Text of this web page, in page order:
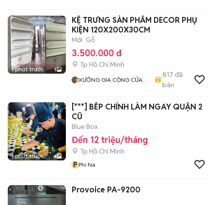
1 phút trước 1
KỆ TRƯNG SẢN PHẨM DECOR PHỤ
KIỆN 120X200X30CM
Mới Gỗ
3.500.000 đ
Tp Hồ Chí Minh
XƯỞNG GIA CÔNG CỬA
817 đã
bán
1 phút trước 4
[***] BẾP CHÍNH LÀM NGAY QUẬN 2
CŨ
Blue Box
Đến 12 triệu/tháng
Tp Hồ Chí Minh
P Phi Na
Provoice PA-9200